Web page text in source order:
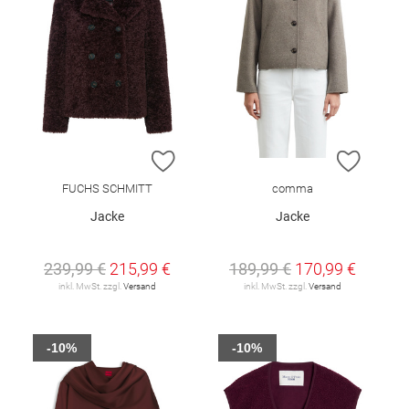
ZUR WUNSCHLISTE HINZUFÜGEN
FUCHS SCHMITT
Jacke
239,99 € 215,99 €
inkl. MwSt. zzgl. Versand
ZUR
comma
Jacke
189,99 € 170,99 €
inkl. MwSt. zzgl. Versand
-10% -10%